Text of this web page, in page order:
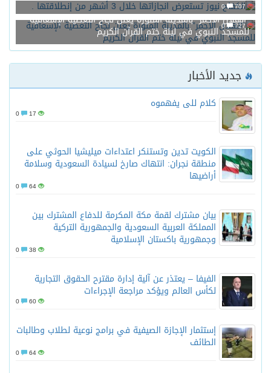
707
0
727
0
“الهلال الأحمر” بالمدينة المنورة يعلن نجاح التغطية الإسعافية
للمسجد النبوي في ليلة ختم القرآن الكريم
جديد الأخبار
كلام للى يفهموه
17
الكويت تدين وتستنكر اعتداءات ميليشيا الحوثي على
منطقة نجران: انتهاك صارخ لسيادة السعودية وسلامة
أراضيها
64
بيان مشترك لقمة مكة المكرمة للدفاع المشترك بين
المملكة العربية السعودية والجمهورية التركية
وجمهورية باكستان الإسلامية
38
الفيفا – يعتذر عن آلية إدارة مقترح الحقوق التجارية
لكأس العالم ويؤكد مراجعة الإجراءات
60
إستثمار الإجازة الصيفية في برامج نوعية لطلاب وطالبات
الطائف
64